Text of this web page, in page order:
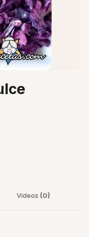
Videos (0)